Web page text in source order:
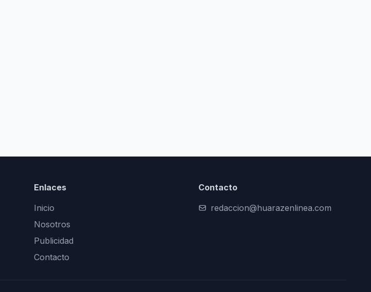
Enlaces
Inicio
Nosotros
Publicidad
Contacto
Contacto
redaccion@huarazenlinea.com